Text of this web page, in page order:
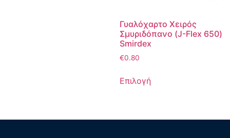
Γυαλόχαρτο Χειρός
Σμυριδόπανο (J-Flex 650)
Smirdex
€0.80
Επιλογή